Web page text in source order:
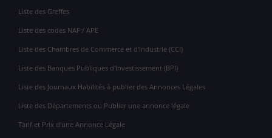
Liste des Greffes
Liste des codes NAF / APE
Liste des Chambres de Commerce et d'Industrie (CCI)
Liste des Banques Publiques d'Investissement (BPI)
Liste des Journaux Habilités à publier des Annonces Légales
Liste des Départements ou Publier une annonce légale
Tarif et Prix d'une Annonce Légale